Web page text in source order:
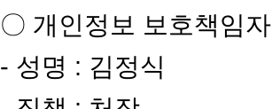
〇 개인정보 보호책임자
- 성명 : 김정식